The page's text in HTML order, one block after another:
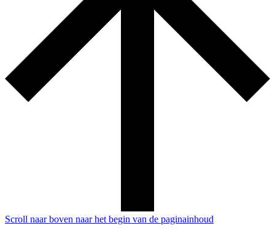
Scroll naar boven naar het begin van de paginainhoud